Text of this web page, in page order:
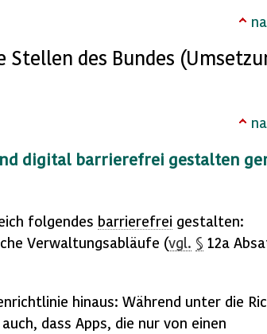
des Bundes
digital barrierefrei gestalten
folgendes barrierefrei gestalten:
Verwaltungsabläufe (vgl. § 12a
hinaus: Während unter die
dass Apps , die nur von einen